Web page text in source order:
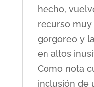
hecho,
recurso muy
gorgoreo y
en altos
Como nota
inclusión de